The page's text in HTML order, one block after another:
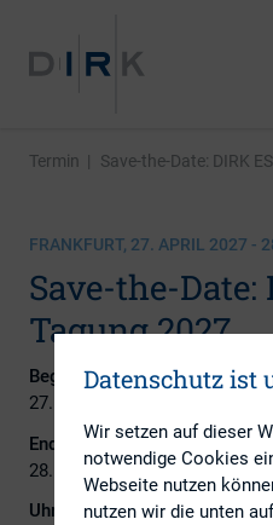
Termin | Save-the-Date: DIRK
FRANKFURT, 27. APRIL 2027 -
Save-the-Date:
Tagung 2027
Beginn:
27. April 2027
Ende:
28. April 2027
Uhrzeit 27. April 2027:
Datenschutz ist
Wir setzen auf dieser
notwendige Cookies
Webseite nutzen
nutzen wir die unten